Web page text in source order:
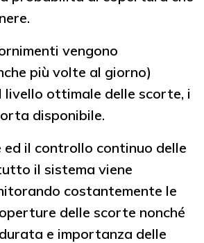
vengono
più volte al giorno)
livello ottimale delle scorte, i
disponibile.
ed il controllo continuo delle
il sistema viene
costantemente le
delle scorte nonché
e importanza delle